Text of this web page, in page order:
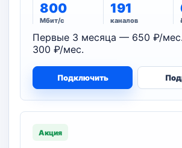
800
Мбит/с
191
каналов
Первые 3 месяца — 650 ₽/
300 ₽/мес.
Подключить
Акция